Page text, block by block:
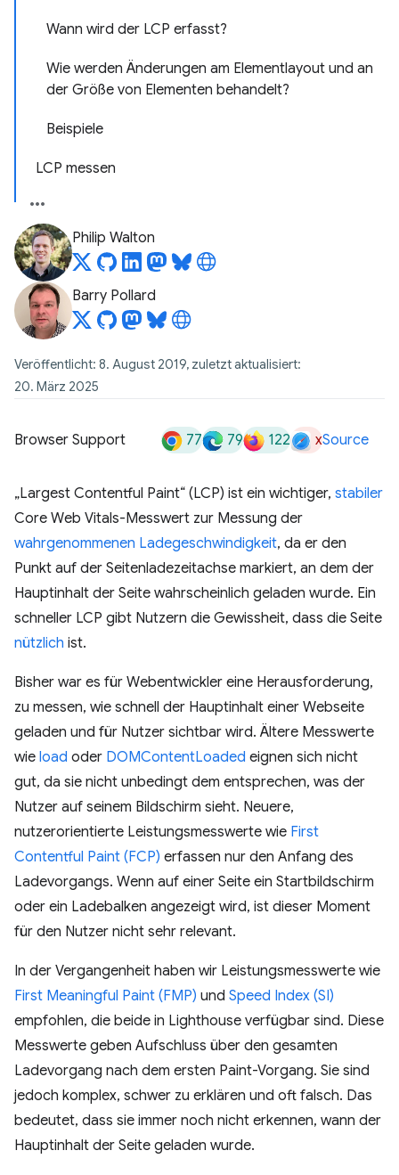
Wann wird der LCP erfasst?
Wie werden Änderungen am Elementlayout und an
der Größe von Elementen behandelt?
Beispiele
LCP messen
Philip Walton
Barry Pollard
Veröffentlicht: 8. August 2019, zuletzt aktualisiert:
20. März 2025
Browser Support 77 79 122 xSource
„Largest Contentful Paint“ (LCP) ist ein wichtiger, stabiler
Core Web Vitals-Messwert zur Messung der
wahrgenommenen Ladegeschwindigkeit, da er den
Punkt auf der Seitenladezeitachse markiert, an dem der
Hauptinhalt der Seite wahrscheinlich geladen wurde. Ein
schneller LCP gibt Nutzern die Gewissheit, dass die Seite
nützlich ist.
Bisher war es für Webentwickler eine Herausforderung,
zu messen, wie schnell der Hauptinhalt einer Webseite
geladen und für Nutzer sichtbar wird. Ältere Messwerte
wie load oder DOMContentLoaded eignen sich nicht
gut, da sie nicht unbedingt dem entsprechen, was der
Nutzer auf seinem Bildschirm sieht. Neuere,
nutzerorientierte Leistungsmesswerte wie First
Contentful Paint (FCP) erfassen nur den Anfang des
Ladevorgangs. Wenn auf einer Seite ein Startbildschirm
oder ein Ladebalken angezeigt wird, ist dieser Moment
für den Nutzer nicht sehr relevant.
In der Vergangenheit haben wir Leistungsmesswerte wie
First Meaningful Paint (FMP) und Speed Index (SI)
empfohlen, die beide in Lighthouse verfügbar sind. Diese
Messwerte geben Aufschluss über den gesamten
Ladevorgang nach dem ersten Paint-Vorgang. Sie sind
jedoch komplex, schwer zu erklären und oft falsch. Das
bedeutet, dass sie immer noch nicht erkennen, wann der
Hauptinhalt der Seite geladen wurde.